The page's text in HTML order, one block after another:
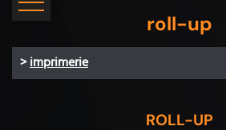
roll-up
>imprimerie
ROLL-UP